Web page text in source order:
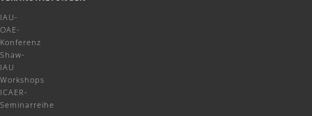
IAU-
OAE-
Konferenz
Shaw-
IAU
Workshops
ICAER-
Seminarreihe